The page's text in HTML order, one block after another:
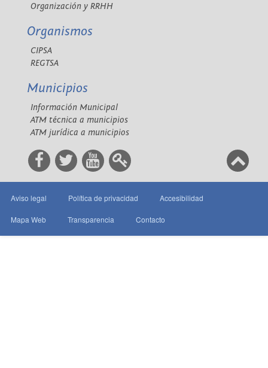
Organización y RRHH
Organismos
CIPSA
REGTSA
Municipios
Información Municipal
ATM técnica a municipios
ATM jurídica a municipios
Aviso legal Política de privacidad Accesibilidad
Mapa Web Transparencia Contacto